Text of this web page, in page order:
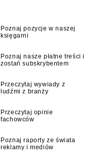
Poznaj pozycje w naszej
księgarni
Poznaj nasze płatne treści i
zostań subskrybentem
Przeczytaj wywiady z
ludźmi z branży
Przeczytaj opinie
fachowców
Poznaj raporty ze świata
reklamy i mediów